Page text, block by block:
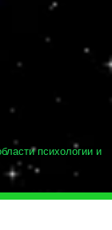
психологии и